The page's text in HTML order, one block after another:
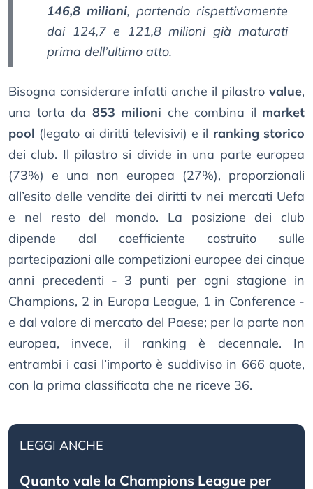
146,8 milioni, partendo rispettivamente
dai 124,7 e 121,8 milioni già maturati
prima dell’ultimo atto.
Bisogna considerare infatti anche il pilastro value,
una torta da 853 milioni che combina il market
pool (legato ai diritti televisivi) e il ranking storico
dei club. Il pilastro si divide in una parte europea
(73%) e una non europea (27%), proporzionali
all’esito delle vendite dei diritti tv nei mercati Uefa
e nel resto del mondo. La posizione dei club
dipende dal coefficiente costruito sulle
partecipazioni alle competizioni europee dei cinque
anni precedenti - 3 punti per ogni stagione in
Champions, 2 in Europa League, 1 in Conference -
e dal valore di mercato del Paese; per la parte non
europea, invece, il ranking è decennale. In
entrambi i casi l’importo è suddiviso in 666 quote,
con la prima classificata che ne riceve 36.
LEGGI ANCHE
Quanto vale la Champions League per